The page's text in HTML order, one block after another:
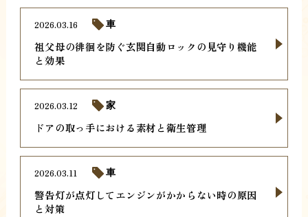
祖父母の徘徊を防ぐ玄関自動ロックの見守り機能
と効果
2026.03.16 車
ドアの取っ手における素材と衛生管理
2026.03.12 家
警告灯が点灯してエンジンがかからない時の原因
と対策
2026.03.11 車